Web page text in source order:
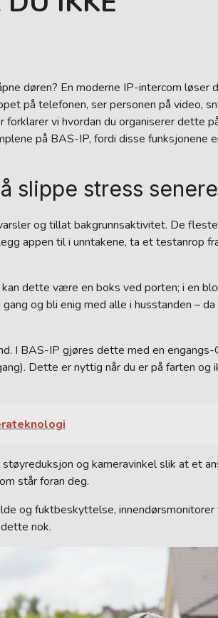
døren? En moderne IP-intercom løser
på telefonen, ser personen på video,
vi hvordan du organiserer dette
på BAS-IP, fordi disse funksjonene
slippe stress senere
og tillat bakgrunnsaktivitet. De
appen til i unntakene, ta et testanrop
dette være en boks ved porten; i en
og bli enig med alle i husstanden –
I BAS-IP gjøres dette med en
Dette er nyttig når du er på farten og
og kameravinkel slik at et
står foran deg.
og fuktbeskyttelse, innendørsmonitorer
nok.